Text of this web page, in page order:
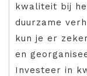
kwaliteit bij
duurzame
kun je er
en
Investeer in